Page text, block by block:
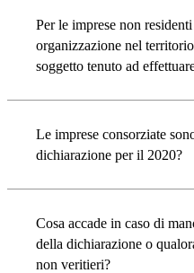
Per le imprese non
organizzazione nel
soggetto tenuto ad
Le imprese consorziate
dichiarazione per il 2020?
Cosa accade in caso di
della dichiarazione o
non veritieri?